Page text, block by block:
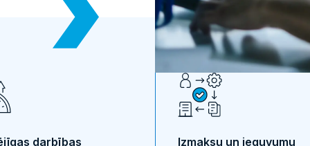
darbības
Izmaksu un ieguvumu